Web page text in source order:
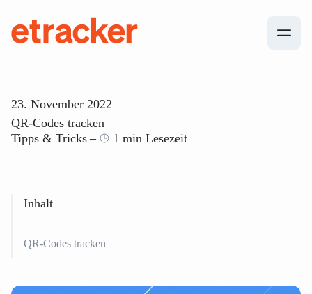
23. November 2022
QR-Codes tracken
Tipps & Tricks
1 min Lesezeit
Inhalt
QR-Codes tracken